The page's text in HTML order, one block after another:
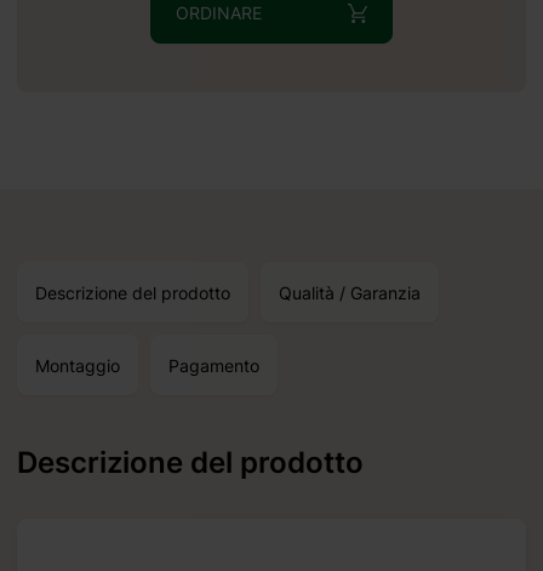
ORDINARE
Descrizione del prodotto Qualità / Garanzia
Montaggio Pagamento
Descrizione del prodotto